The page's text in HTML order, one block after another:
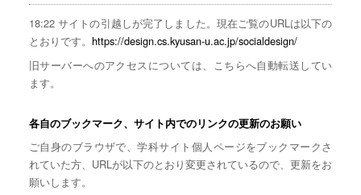
18:22 サイトの引越しが完了しました。現在ご覧のURLは以下の
とおりです。 https://design.cs.kyusan-u.ac.jp/socialdesign/
旧サーバーへのアクセスについては、こちらへ自動転送してい
ます。
各自のブックマーク、サイト内でのリンクの更新のお願い
ご自身のブラウザで、学科サイト個人ページをブックマークさ
れていた方、URLが以下のとおり変更されているので、更新をお
願いします。